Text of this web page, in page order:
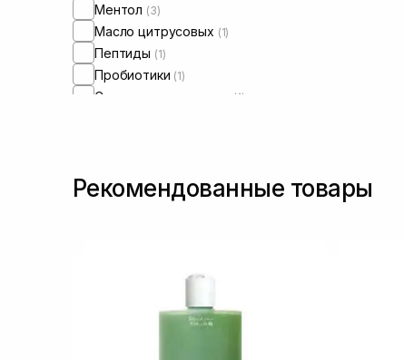
Ментол (3)
Масло цитрусовых (1)
Пептиды (1)
Пробиотики (1)
Салициловая кислота (1)
Рекомендованные товары